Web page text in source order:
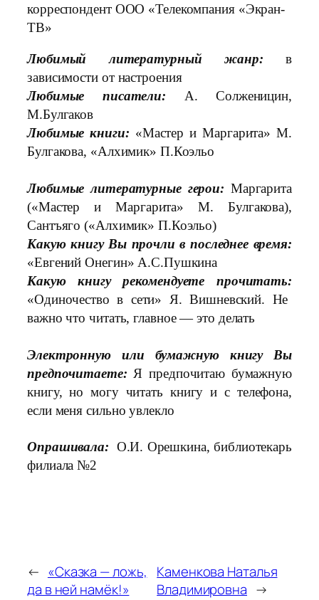
корреспондент ООО «Телекомпания «Экран-
ТВ»
Любимый литературный жанр: в
зависимости от настроения
Любимые писатели: А. Солженицин,
М.Булгаков
Любимые книги: «Мастер и Маргарита» М.
Булгакова, «Алхимик» П.Коэльо
Любимые литературные герои: Маргарита
(«Мастер и Маргарита» М. Булгакова),
Сантъяго («Алхимик» П.Коэльо)
Какую книгу Вы прочли в последнее время:
«Евгений Онегин» А.С.Пушкина
Какую книгу рекомендуете прочитать:
«Одиночество в сети» Я. Вишневский. Не
важно что читать, главное — это делать
Электронную или бумажную книгу Вы
предпочитаете: Я предпочитаю бумажную
книгу, но могу читать книгу и с телефона,
если меня сильно увлекло
Опрашивала: О.И. Орешкина, библиотекарь
филиала №2
← «Сказка — ложь,
да в ней намёк!»
Каменкова Наталья
Владимировна →